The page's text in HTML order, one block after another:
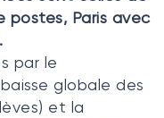
postes, Paris avec
par le
globale des
et la